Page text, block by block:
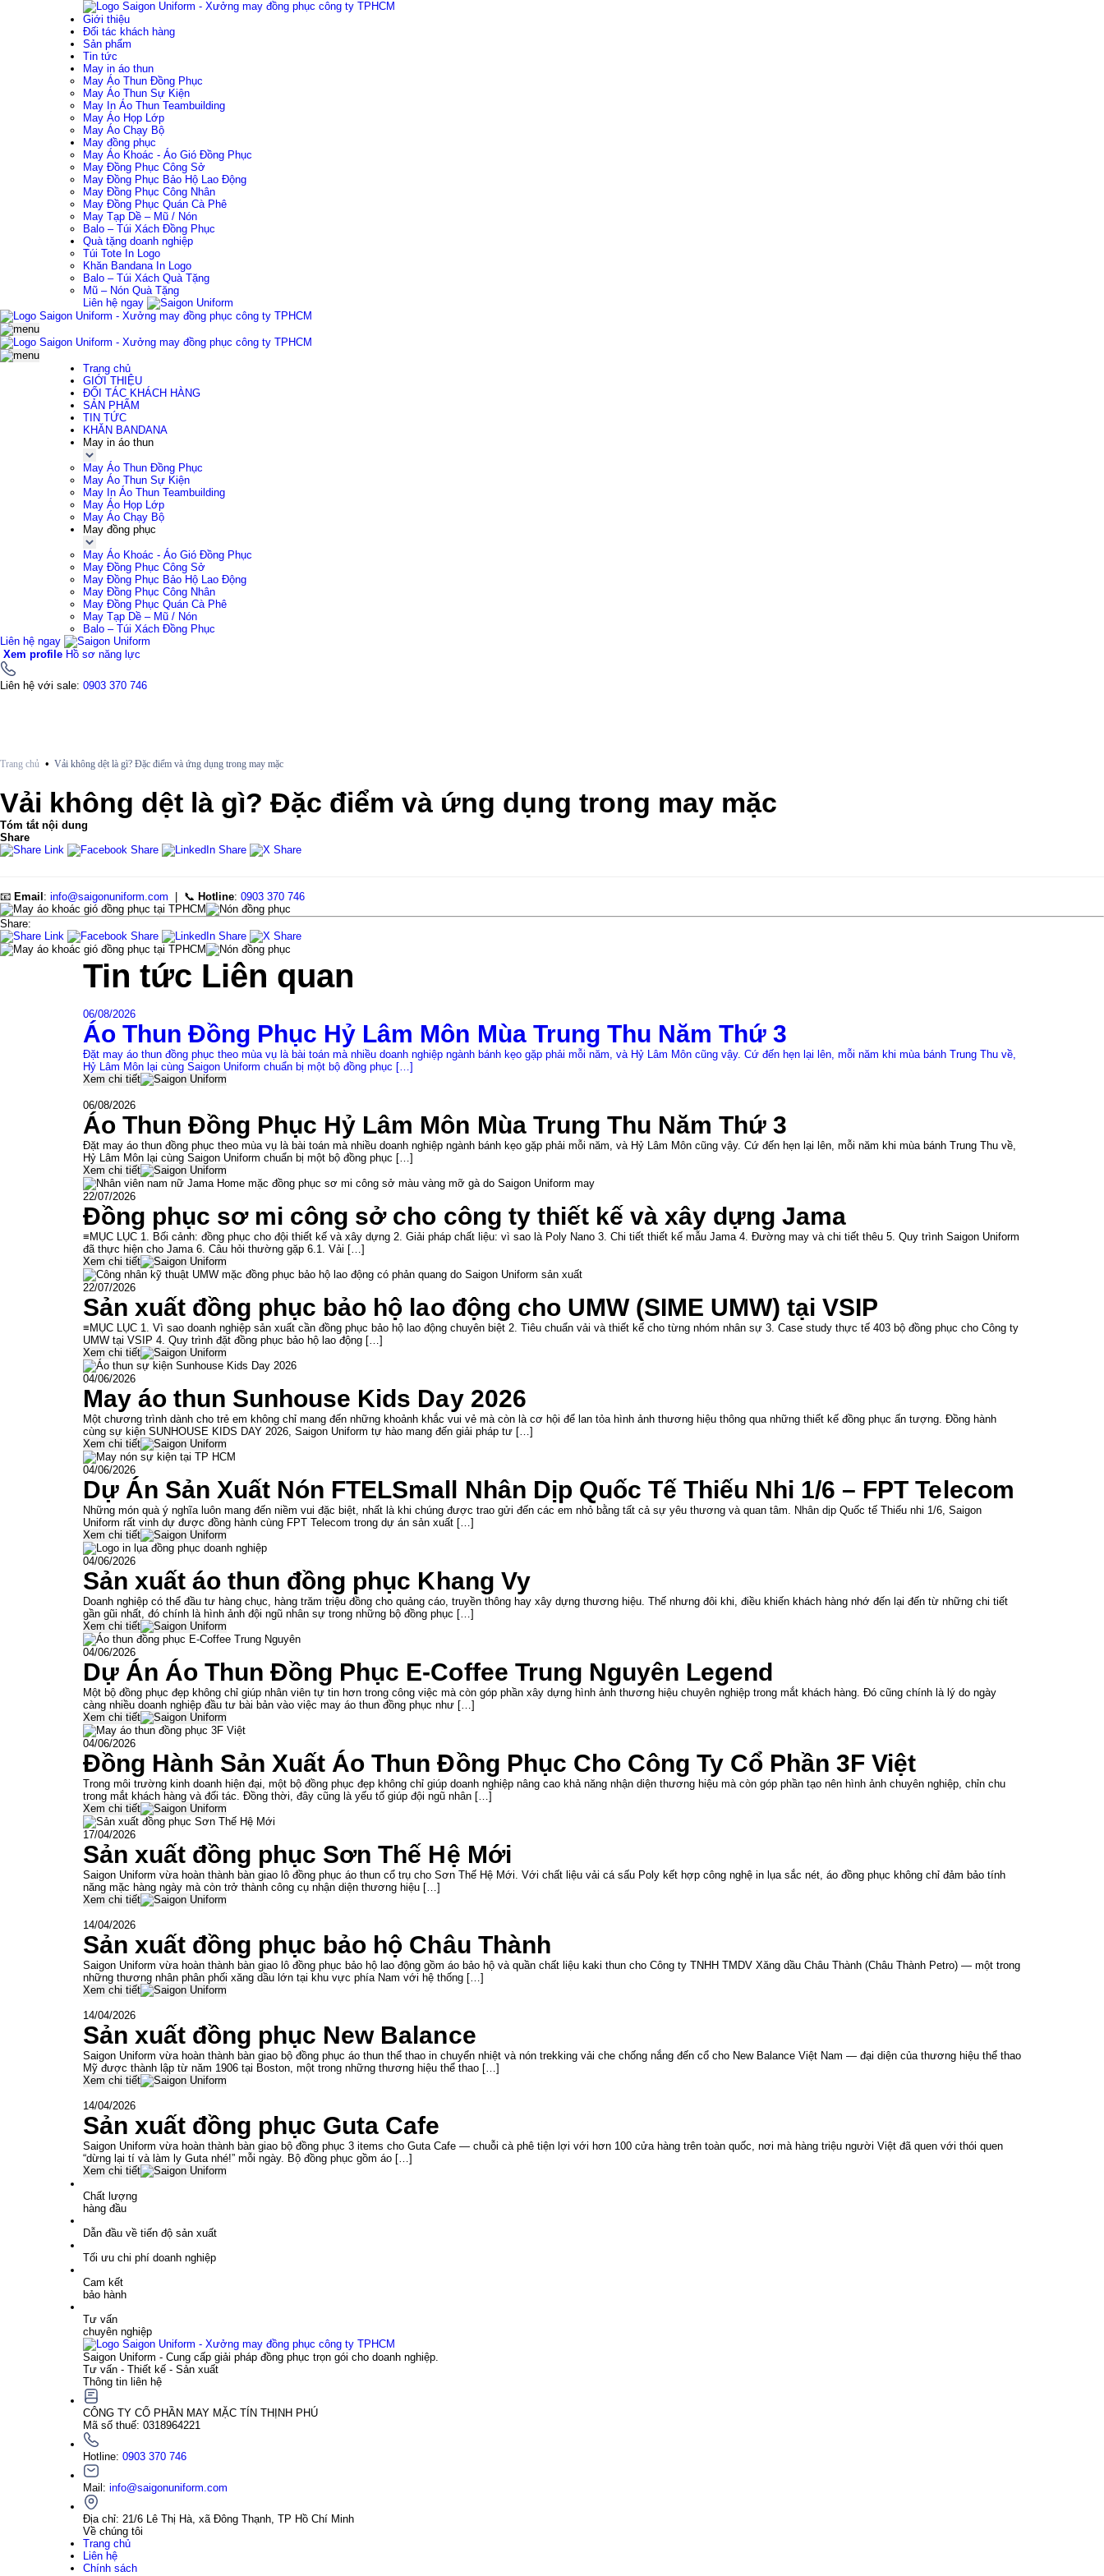
Giới thiệu
Đối tác khách hàng
Sản phẩm
Tin tức
May in áo thun
May Áo Thun Đồng Phục
May Áo Thun Sự Kiện
May In Áo Thun Teambuilding
May Áo Họp Lớp
May Áo Chạy Bộ
May đồng phục
May Áo Khoác - Áo Gió Đồng Phục
May Đồng Phục Công Sở
May Đồng Phục Bảo Hộ Lao Động
May Đồng Phục Công Nhân
May Đồng Phục Quán Cà Phê
May Tạp Dề – Mũ / Nón
Balo – Túi Xách Đồng Phục
Quà tặng doanh nghiệp
Túi Tote In Logo
Khăn Bandana In Logo
Balo – Túi Xách Quà Tặng
Mũ – Nón Quà Tặng
Liên hệ ngay
Trang chủ
GIỚI THIỆU
ĐỐI TÁC KHÁCH HÀNG
SẢN PHẨM
TIN TỨC
KHĂN BANDANA
May in áo thun
May Áo Thun Đồng Phục
May Áo Thun Sự Kiện
May In Áo Thun Teambuilding
May Áo Họp Lớp
May Áo Chạy Bộ
May đồng phục
May Áo Khoác - Áo Gió Đồng Phục
May Đồng Phục Công Sở
May Đồng Phục Bảo Hộ Lao Động
May Đồng Phục Công Nhân
May Đồng Phục Quán Cà Phê
May Tạp Dề – Mũ / Nón
Balo – Túi Xách Đồng Phục
Liên hệ ngay
Xem profile Hồ sơ năng lực
Liên hệ với sale: 0903 370 746
Trang chủ • Vải không dệt là gì? Đặc điểm và ứng dụng trong may mặc
Vải không dệt là gì? Đặc điểm và ứng dụng trong may mặc
Tóm tắt nội dung
Share
📧 Email : info@saigonuniform.com | 📞 Hotline: 0903 370 746
Share:
Tin tức Liên quan
06/08/2026
Áo Thun Đồng Phục Hỷ Lâm Môn Mùa Trung Thu Năm Thứ 3
Đặt may áo thun đồng phục theo mùa vụ là bài toán mà nhiều doanh nghiệp ngành bánh kẹo gặp phải mỗi năm, và Hỷ Lâm Môn cũng vậy. Cứ đến hẹn lại lên, mỗi năm khi mùa bánh Trung Thu về,
Hỷ Lâm Môn lại cùng Saigon Uniform chuẩn bị một bộ đồng phục […]
Xem chi tiết
06/08/2026
Áo Thun Đồng Phục Hỷ Lâm Môn Mùa Trung Thu Năm Thứ 3
Đặt may áo thun đồng phục theo mùa vụ là bài toán mà nhiều doanh nghiệp ngành bánh kẹo gặp phải mỗi năm, và Hỷ Lâm Môn cũng vậy. Cứ đến hẹn lại lên, mỗi năm khi mùa bánh Trung Thu về,
Hỷ Lâm Môn lại cùng Saigon Uniform chuẩn bị một bộ đồng phục […]
Xem chi tiết
22/07/2026
Đồng phục sơ mi công sở cho công ty thiết kế và xây dựng Jama
≡MỤC LỤC 1. Bối cảnh: đồng phục cho đội thiết kế và xây dựng 2. Giải pháp chất liệu: vì sao là Poly Nano 3. Chi tiết thiết kế mẫu Jama 4. Đường may và chi tiết thêu 5. Quy trình Saigon Uniform
đã thực hiện cho Jama 6. Câu hỏi thường gặp 6.1. Vải […]
Xem chi tiết
22/07/2026
Sản xuất đồng phục bảo hộ lao động cho UMW (SIME UMW) tại VSIP
≡MỤC LỤC 1. Vì sao doanh nghiệp sản xuất cần đồng phục bảo hộ lao động chuyên biệt 2. Tiêu chuẩn vải và thiết kế cho từng nhóm nhân sự 3. Case study thực tế 403 bộ đồng phục cho Công ty
UMW tại VSIP 4. Quy trình đặt đồng phục bảo hộ lao động […]
Xem chi tiết
04/06/2026
May áo thun Sunhouse Kids Day 2026
Một chương trình dành cho trẻ em không chỉ mang đến những khoảnh khắc vui vẻ mà còn là cơ hội để lan tỏa hình ảnh thương hiệu thông qua những thiết kế đồng phục ấn tượng. Đồng hành
cùng sự kiện SUNHOUSE KIDS DAY 2026, Saigon Uniform tự hào mang đến giải pháp tư […]
Xem chi tiết
04/06/2026
Dự Án Sản Xuất Nón FTELSmall Nhân Dịp Quốc Tế Thiếu Nhi 1/6 – FPT Telecom
Những món quà ý nghĩa luôn mang đến niềm vui đặc biệt, nhất là khi chúng được trao gửi đến các em nhỏ bằng tất cả sự yêu thương và quan tâm. Nhân dịp Quốc tế Thiếu nhi 1/6, Saigon
Uniform rất vinh dự được đồng hành cùng FPT Telecom trong dự án sản xuất […]
Xem chi tiết
04/06/2026
Sản xuất áo thun đồng phục Khang Vy
Doanh nghiệp có thể đầu tư hàng chục, hàng trăm triệu đồng cho quảng cáo, truyền thông hay xây dựng thương hiệu. Thế nhưng đôi khi, điều khiến khách hàng nhớ đến lại đến từ những chi tiết
gần gũi nhất, đó chính là hình ảnh đội ngũ nhân sự trong những bộ đồng phục […]
Xem chi tiết
04/06/2026
Dự Án Áo Thun Đồng Phục E-Coffee Trung Nguyên Legend
Một bộ đồng phục đẹp không chỉ giúp nhân viên tự tin hơn trong công việc mà còn góp phần xây dựng hình ảnh thương hiệu chuyên nghiệp trong mắt khách hàng. Đó cũng chính là lý do ngày
càng nhiều doanh nghiệp đầu tư bài bản vào việc may áo thun đồng phục như […]
Xem chi tiết
04/06/2026
Đồng Hành Sản Xuất Áo Thun Đồng Phục Cho Công Ty Cổ Phần 3F Việt
Trong môi trường kinh doanh hiện đại, một bộ đồng phục đẹp không chỉ giúp doanh nghiệp nâng cao khả năng nhận diện thương hiệu mà còn góp phần tạo nên hình ảnh chuyên nghiệp, chỉn chu
trong mắt khách hàng và đối tác. Đồng thời, đây cũng là yếu tố giúp đội ngũ nhân […]
Xem chi tiết
17/04/2026
Sản xuất đồng phục Sơn Thế Hệ Mới
Saigon Uniform vừa hoàn thành bàn giao lô đồng phục áo thun cổ trụ cho Sơn Thế Hệ Mới. Với chất liệu vải cá sấu Poly kết hợp công nghệ in lụa sắc nét, áo đồng phục không chỉ đảm bảo tính
năng mặc hàng ngày mà còn trở thành công cụ nhận diện thương hiệu […]
Xem chi tiết
14/04/2026
Sản xuất đồng phục bảo hộ Châu Thành
Saigon Uniform vừa hoàn thành bàn giao lô đồng phục bảo hộ lao động gồm áo bảo hộ và quần chất liệu kaki thun cho Công ty TNHH TMDV Xăng dầu Châu Thành (Châu Thành Petro) — một trong
những thương nhân phân phối xăng dầu lớn tại khu vực phía Nam với hệ thống […]
Xem chi tiết
14/04/2026
Sản xuất đồng phục New Balance
Saigon Uniform vừa hoàn thành bàn giao bộ đồng phục áo thun thể thao in chuyển nhiệt và nón trekking vải che chống nắng đến cổ cho New Balance Việt Nam — đại diện của thương hiệu thể thao
Mỹ được thành lập từ năm 1906 tại Boston, một trong những thương hiệu thể thao […]
Xem chi tiết
14/04/2026
Sản xuất đồng phục Guta Cafe
Saigon Uniform vừa hoàn thành bàn giao bộ đồng phục 3 items cho Guta Cafe — chuỗi cà phê tiện lợi với hơn 100 cửa hàng trên toàn quốc, nơi mà hàng triệu người Việt đã quen với thói quen
“dừng lại tí và làm ly Guta nhé!” mỗi ngày. Bộ đồng phục gồm áo […]
Xem chi tiết
Chất lượng
hàng đầu
Dẫn đầu về tiến độ sản xuất
Tối ưu chi phí doanh nghiệp
Cam kết
bảo hành
Tư vấn
chuyên nghiệp
Saigon Uniform - Cung cấp giải pháp đồng phục trọn gói cho doanh nghiệp.
Tư vấn - Thiết kế - Sản xuất
Thông tin liên hệ
CÔNG TY CỔ PHẦN MAY MẶC TÍN THỊNH PHÚ
Mã số thuế: 0318964221
Hotline: 0903 370 746
Mail: info@saigonuniform.com
Địa chỉ: 21/6 Lê Thị Hà, xã Đông Thạnh, TP Hồ Chí Minh
Về chúng tôi
Trang chủ
Liên hệ
Chính sách